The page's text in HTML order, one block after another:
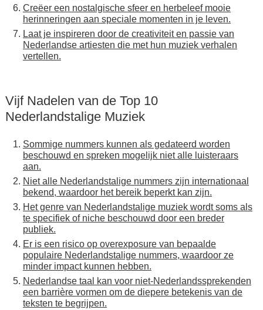
Creëer een nostalgische sfeer en herbeleef mooie
herinneringen aan speciale momenten in je leven.
Laat je inspireren door de creativiteit en passie van
Nederlandse artiesten die met hun muziek verhalen
vertellen.
Vijf Nadelen van de Top 10
Nederlandstalige Muziek
Sommige nummers kunnen als gedateerd worden
beschouwd en spreken mogelijk niet alle luisteraars
aan.
Niet alle Nederlandstalige nummers zijn internationaal
bekend, waardoor het bereik beperkt kan zijn.
Het genre van Nederlandstalige muziek wordt soms als
te specifiek of niche beschouwd door een breder
publiek.
Er is een risico op overexposure van bepaalde
populaire Nederlandstalige nummers, waardoor ze
minder impact kunnen hebben.
Nederlandse taal kan voor niet-Nederlandssprekenden
een barrière vormen om de diepere betekenis van de
teksten te begrijpen.